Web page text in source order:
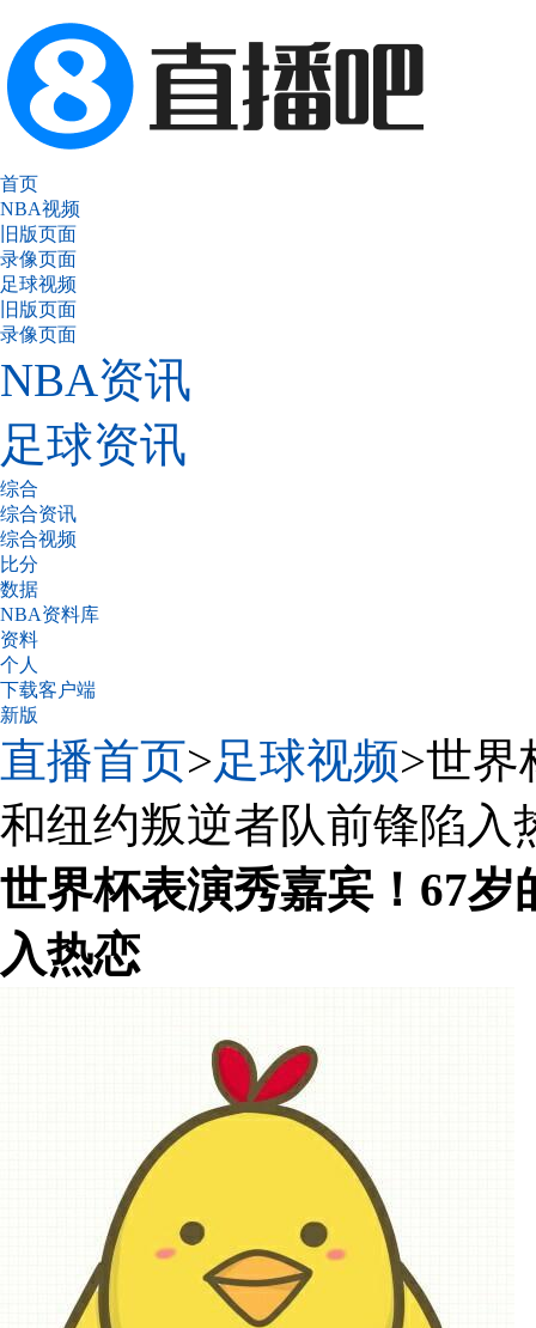
首页
NBA视频
旧版页面
录像页面
足球视频
旧版页面
录像页面
NBA资讯
足球资讯
综合
综合资讯
综合视频
比分
数据
NBA资料库
资料
个人
下载客户端
新版
直播首页>足球视频>世界
和纽约叛逆者队前锋陷入
世界杯表演秀嘉宾！67
入热恋